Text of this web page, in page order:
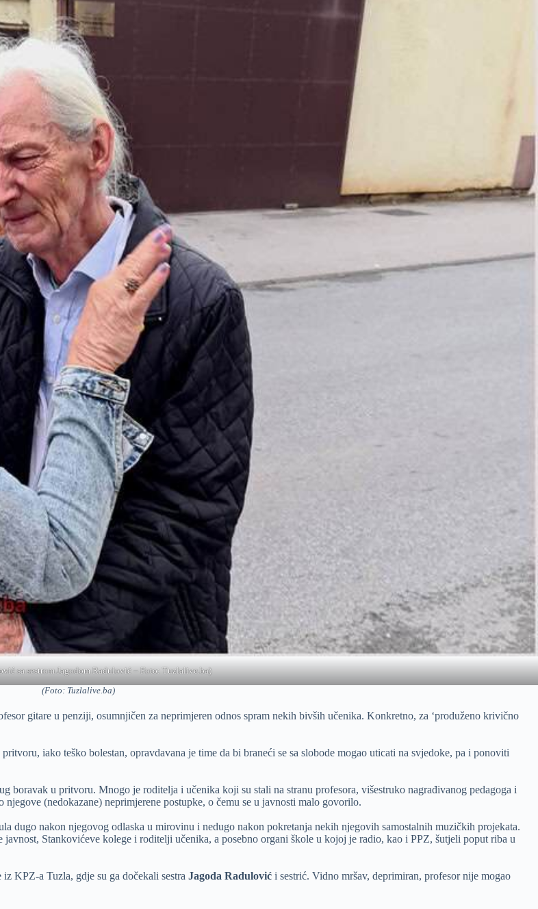
sa sestrom Jagodom Radulović – Foto: Tuzlalive.ba)
(Foto: Tuzlalive.ba)
gitare u penziji, osumnjičen za neprimjeren odnos spram nekih bivših učenika. Konkretno, za ‘produženo krivično
iako teško bolestan, opravdavana je time da bi braneći se sa slobode mogao uticati na svjedoke, pa i ponoviti
boravak u pritvoru. Mnogo je roditelja i učenika koji su stali na stranu profesora, višestruko nagrađivanog pedagoga i
(nedokazane) neprimjerene postupke, o čemu se u javnosti malo govorilo.
dugo nakon njegovog odlaska u mirovinu i nedugo nakon pokretanja nekih njegovih samostalnih muzičkih projekata.
Stankovićeve kolege i roditelji učenika, a posebno organi škole u kojoj je radio, kao i PPZ, šutjeli poput riba u
KPZ-a Tuzla, gdje su ga dočekali sestra Jagoda Radulović i sestrić. Vidno mršav, deprimiran, profesor nije mogao